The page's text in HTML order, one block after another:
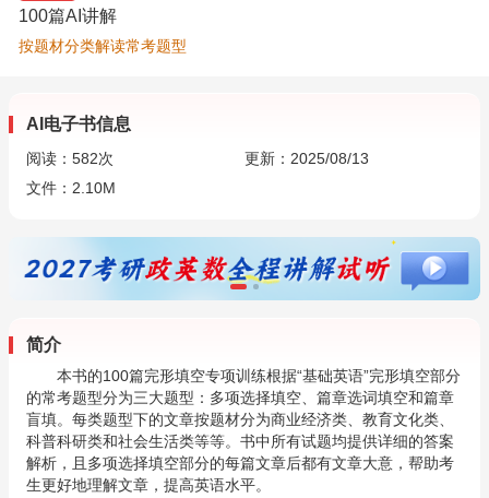
100篇AI讲解
按题材分类解读常考题型
AI电子书信息
阅读： 582次
更新：2025/08/13
文件：2.10M
简介
本书的100篇完形填空专项训练根据“基础英语”完形填空部分
的常考题型分为三大题型：多项选择填空、篇章选词填空和篇章
盲填。每类题型下的文章按题材分为商业经济类、教育文化类、
科普科研类和社会生活类等等。书中所有试题均提供详细的答案
解析，且多项选择填空部分的每篇文章后都有文章大意，帮助考
生更好地理解文章，提高英语水平。